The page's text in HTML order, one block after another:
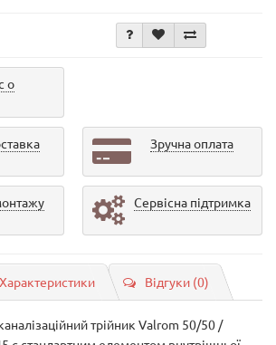
о
Зручна оплата
Сервісна підтримка
Характеристики Відгуки (0)
трійник Valrom 50/50 /